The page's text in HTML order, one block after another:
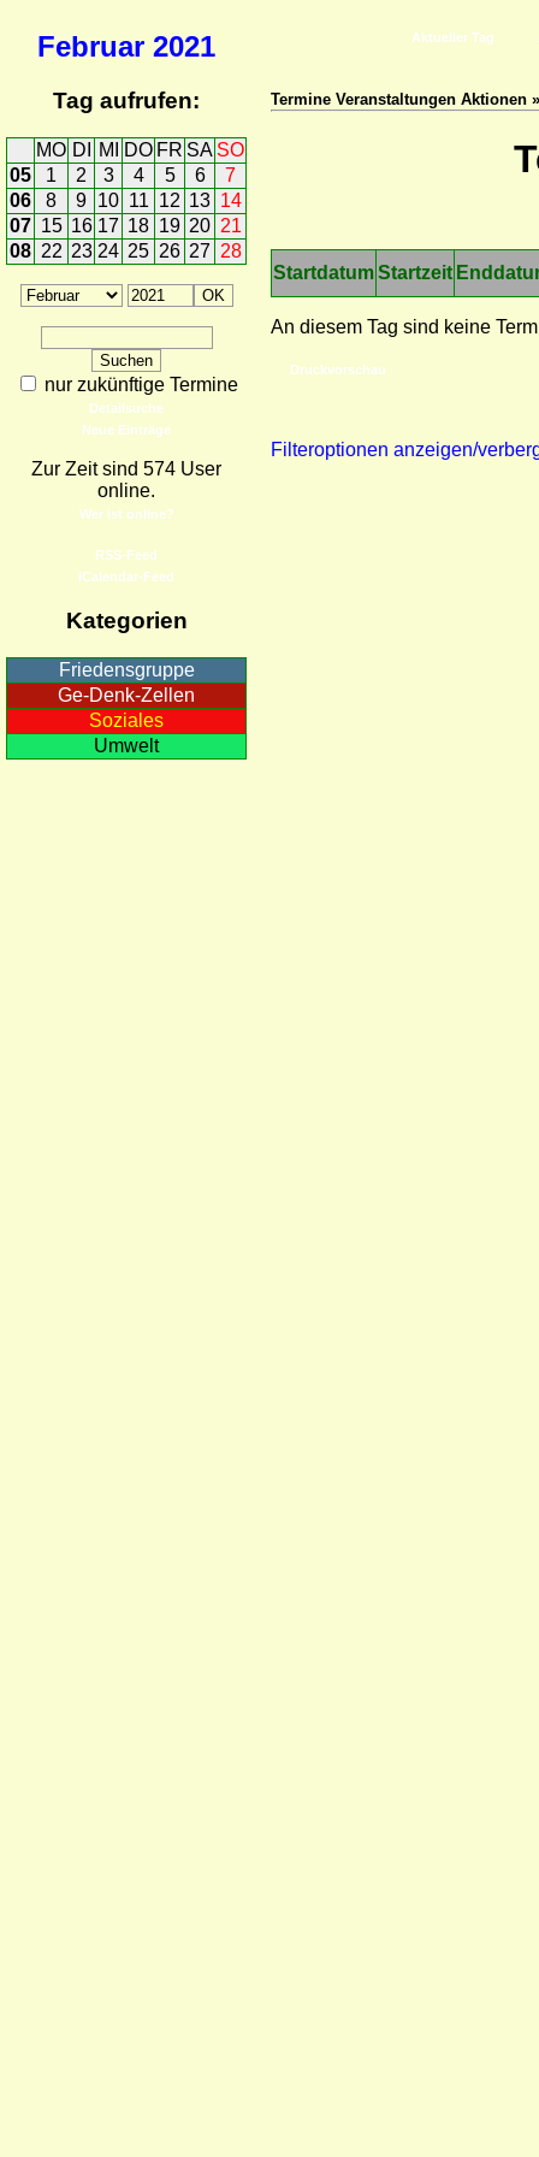
Februar 2021
Tag aufrufen:
MO DI MI DO FR SA SO
05
1 2 3 4 5 6
7
06
8 9 10 11 12 13 14
07 15 16 17 18 19 20 21
08 22 23 24 25 26 27 28
nur zukünftige Termine
Detailsuche
Neue Einträge
Zur Zeit sind 574 User
online.
Wer ist online?
RSS-Feed
iCalendar-Feed
Kategorien
Friedensgruppe
Ge-Denk-Zellen
Soziales
Umwelt
Aktueller Tag
Termine Veranstaltungen Aktionen
StartdatumStartzeit
An diesem Tag sind keine
Druckvorschau
Filteroptionen anzeigen/